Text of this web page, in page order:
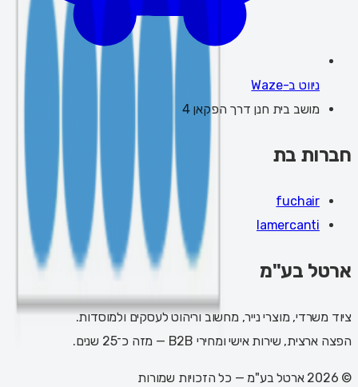
ניווט ב-Waze
מושב בית חנן דרך הפקאן 4
חברות בת
fuchair
lamercanti
ארטל בע"מ
ציוד משרדי, מוצרי נייר, מחשוב וריהוט לעסקים ולמוסדות.
הפצה ארצית, שירות אישי ומחירי B2B — מזה כ־25 שנים.
©
2026 ארטל בע"מ — כל הזכויות שמורות